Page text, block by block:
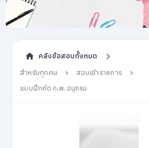
คลังข้อสอบทั้งหมด
สำหรับทุกคน
สอบเข้าราชการ
แบบฝึกหัด ก.พ. อนุกรม